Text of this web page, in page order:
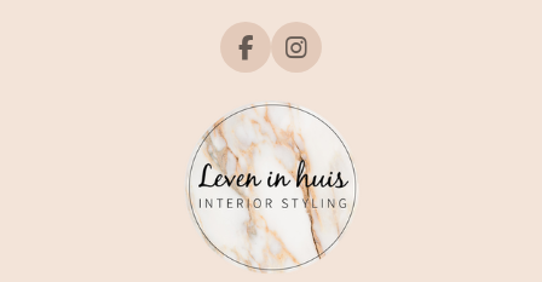
F
a
c
e
b
o
o
k
I
n
s
t
a
g
r